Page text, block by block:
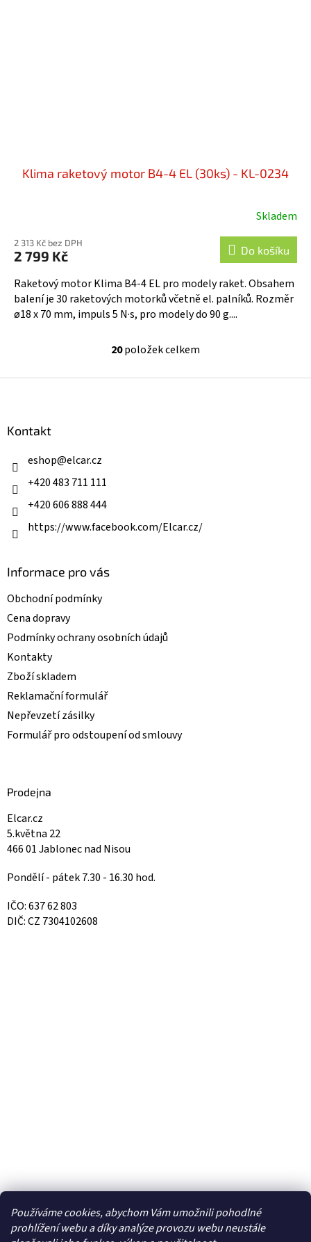
Používáme cookies, abychom Vám umožnili pohodlné
prohlížení webu a díky analýze provozu webu neustále
Klima raketový motor B4-4 EL (30ks) - KL-0234
Skladem
2 313 Kč bez DPH
2 799 Kč Do košíku
Raketový motor Klima B4-4 EL pro modely raket. Obsahem
balení je 30 raketových motorků včetně el. palníků. Rozměr
ø18 x 70 mm, impuls 5 N·s, pro modely do 90 g....
O
l
v
20položek celkem
Kontakt
eshop@elcar.cz
+420 483 711 111
+420 606 888 444
https://www.facebook.com/Elcar.cz/
Informace pro vás
Obchodní podmínky
Cena dopravy
Podmínky ochrany osobních údajů
Kontakty
Zboží skladem
Reklamační formulář
Nepřevzetí zásilky
Formulář pro odstoupení od smlouvy
Prodejna
Elcar.cz
5.května 22
466 01 Jablonec nad Nisou
Pondělí - pátek 7.30 - 16.30 hod.
IČO: 637 62 803
DIČ: CZ 7304102608
Facebook